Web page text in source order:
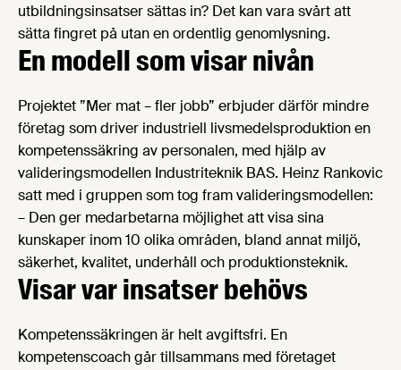
utbildningsinsatser sättas in? Det kan vara svårt att
sätta fingret på utan en ordentlig genomlysning.
En modell som visar nivån
Projektet ”Mer mat – fler jobb” erbjuder därför mindre
företag som driver industriell livsmedelsproduktion en
kompetenssäkring av personalen, med hjälp av
valideringsmodellen Industriteknik BAS. Heinz Rankovic
satt med i gruppen som tog fram valideringsmodellen:
– Den ger medarbetarna möjlighet att visa sina
kunskaper inom 10 olika områden, bland annat miljö,
säkerhet, kvalitet, underhåll och produktionsteknik.
Visar var insatser behövs
Kompetenssäkringen är helt avgiftsfri. En
kompetenscoach går tillsammans med företaget